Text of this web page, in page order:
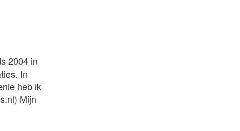
2004 in
In
heb ik
Mijn